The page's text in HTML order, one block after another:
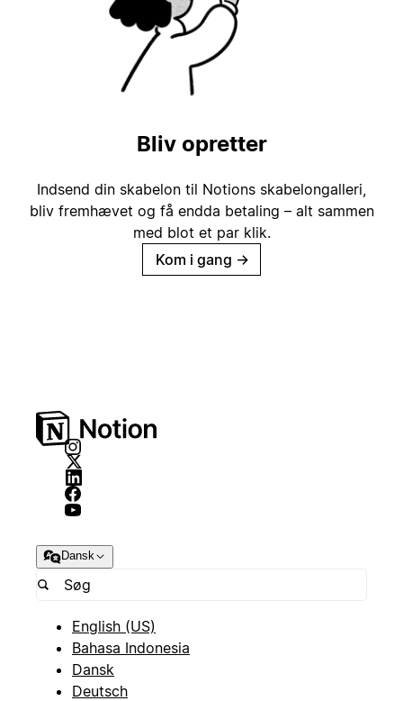
Bliv opretter
Indsend din skabelon til Notions skabelongalleri,
bliv fremhævet og få endda betaling – alt sammen
med blot et par klik.
Kom i gang →
Dansk
English (US)
Bahasa Indonesia
Dansk
Deutsch